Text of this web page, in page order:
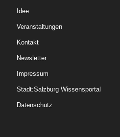
Idee
Veranstaltungen
Kontakt
Newsletter
Impressum
Stadt:Salzburg Wissensportal
Datenschutz